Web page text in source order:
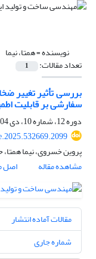
نویسنده =همتا، نیما
تعداد مقالات: 1
بررسی تأثیر تغییر
سفارشی بر قابلیت
دوره 12، شماره 10، دی 1404، صفحه
پروین خسروی، نیما
مشاهده مقاله
اصل
مقالات آماده انتشار
شماره جاری